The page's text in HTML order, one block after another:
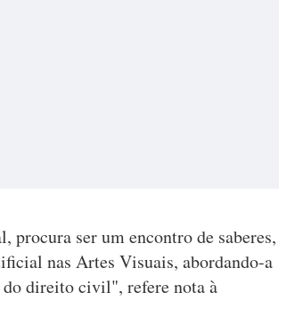
procura ser um encontro de saberes,
nas Artes Visuais, abordando-a
direito civil", refere nota à